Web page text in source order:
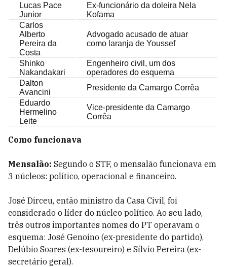
Lucas Pace
Junior
Ex-funcionário da doleira Nela
Kofama
Carlos
Alberto
Pereira da
Costa
Advogado acusado de atuar
como laranja de Youssef
Shinko
Nakandakari
Engenheiro civil, um dos
operadores do esquema
Dalton
Avancini
Presidente da Camargo Corrêa
Eduardo
Hermelino
Leite
Vice-presidente da Camargo
Corrêa
Como funcionava
Mensalão: Segundo o STF, o mensalão funcionava em
3 núcleos: político, operacional e financeiro.
José Dirceu, então ministro da Casa Civil, foi
considerado o líder do núcleo político. Ao seu lado,
três outros importantes nomes do PT operavam o
esquema: José Genoíno (ex-presidente do partido),
Delúbio Soares (ex-tesoureiro) e Sílvio Pereira (ex-
secretário geral).